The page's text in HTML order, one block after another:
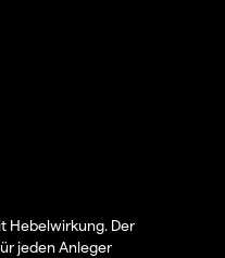
Hebelwirkung. Der
jeden Anleger